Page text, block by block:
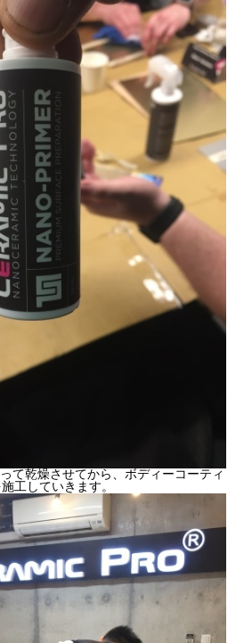
て乾燥させてから、ボディーコーティ
工していきます。